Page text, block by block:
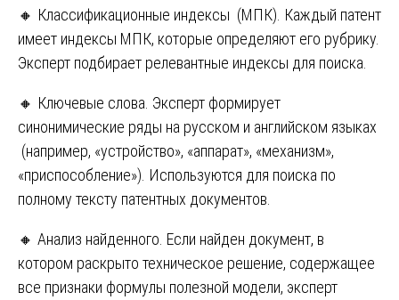
🔸 Классификационные индексы (МПК). Каждый патент
имеет индексы МПК, которые определяют его рубрику.
Эксперт подбирает релевантные индексы для поиска.
🔸 Ключевые слова. Эксперт формирует
синонимические ряды на русском и английском языках
(например, «устройство», «аппарат», «механизм»,
«приспособление»). Используются для поиска по
полному тексту патентных документов.
🔸 Анализ найденного. Если найден документ, в
котором раскрыто техническое решение, содержащее
все признаки формулы полезной модели, эксперт